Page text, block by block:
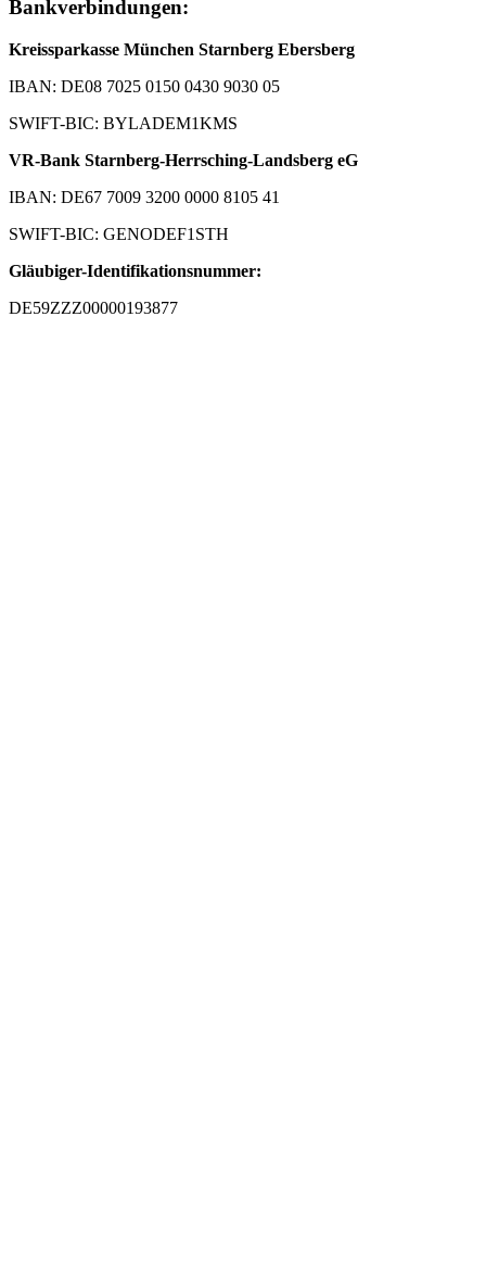
Bankverbindungen:
Kreissparkasse München Starnberg Ebersberg
IBAN: DE08 7025 0150 0430 9030 05
SWIFT-BIC: BYLADEM1KMS
VR-Bank Starnberg-Herrsching-Landsberg eG
IBAN: DE67 7009 3200 0000 8105 41
SWIFT-BIC: GENODEF1STH
Gläubiger-Identifikationsnummer:
DE59ZZZ00000193877